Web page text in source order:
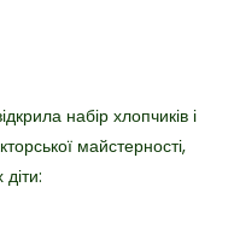
набір хлопчиків і
майстерності,